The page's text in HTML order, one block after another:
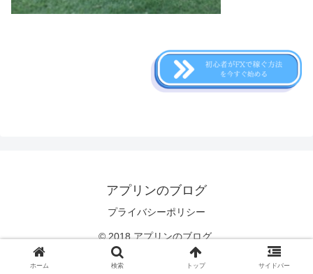
アプリンのブログ
プライバシーポリシー
© 2018 アプリンのブログ.
ホーム 検索 トップ サイドバー